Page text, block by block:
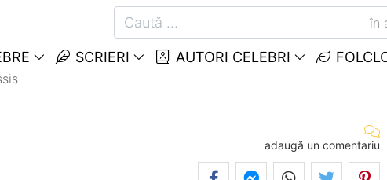
în
SCRIERI AUTORI CELEBRI
adaugă un comentariu